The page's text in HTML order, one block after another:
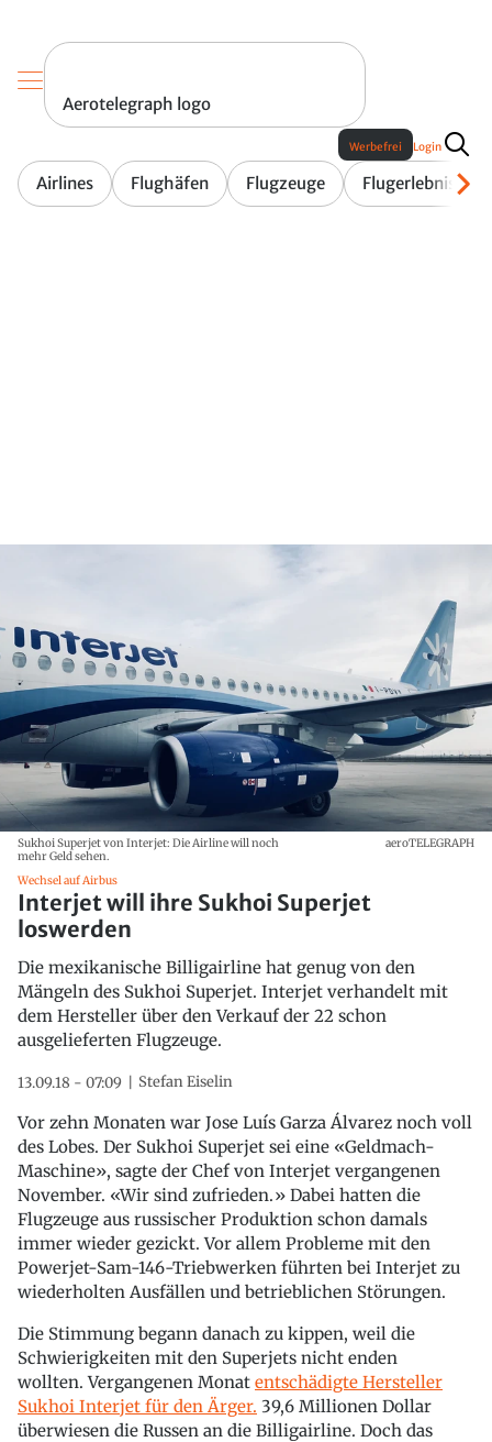
Aerotelegraph logo
Airlines Flughäfen Flugzeuge Flugerlebnis
Werbefrei Login
Sukhoi Superjet von Interjet: Die Airline will noch
mehr Geld sehen.
aeroTELEGRAPH
Wechsel auf Airbus
Interjet will ihre Sukhoi Superjet
loswerden
Die mexikanische Billigairline hat genug von den
Mängeln des Sukhoi Superjet. Interjet verhandelt mit
dem Hersteller über den Verkauf der 22 schon
ausgelieferten Flugzeuge.
13.09.18 - 07:09 Stefan Eiselin
Vor zehn Monaten war Jose Luís Garza Álvarez noch voll
des Lobes. Der Sukhoi Superjet sei eine «Geldmach-
Maschine», sagte der Chef von Interjet vergangenen
November. «Wir sind zufrieden.» Dabei hatten die
Flugzeuge aus russischer Produktion schon damals
immer wieder gezickt. Vor allem Probleme mit den
Powerjet-Sam-146-Triebwerken führten bei Interjet zu
wiederholten Ausfällen und betrieblichen Störungen.
Die Stimmung begann danach zu kippen, weil die
Schwierigkeiten mit den Superjets nicht enden
wollten. Vergangenen Monat entschädigte Hersteller
Sukhoi Interjet für den Ärger. 39,6 Millionen Dollar
überwiesen die Russen an die Billigairline. Doch das